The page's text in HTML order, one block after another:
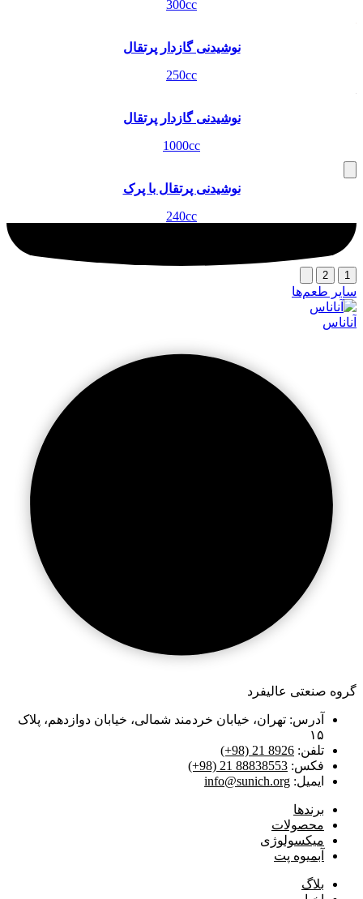
300cc
نوشیدنی گازدار پرتقال
250cc
نوشیدنی گازدار پرتقال
1000cc
نوشیدنی پرتقال با پرک
240cc
1
2
سایر طعم‌ها
آناناس
گروه صنعتی عالیفرد
آدرس: تهران، خیابان خردمند شمالی، خیابان دوازدهم، پلاک
۱۵
تلفن: (+98) 21 8926
فکس: (+98) 21 88838553
ایمیل: info@sunich.org
برند‌ها
محصولات
میکسولوژی
آبمیوه پت
بلاگ